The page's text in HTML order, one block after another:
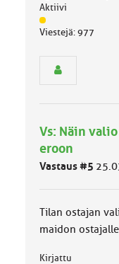
Aktiivi
J
ä
m
ä
u
k
a
Viestejä: 977
Vs: Näin
eroon
Vastaus #5
Tilan ostajan
maidon
Kirjattu